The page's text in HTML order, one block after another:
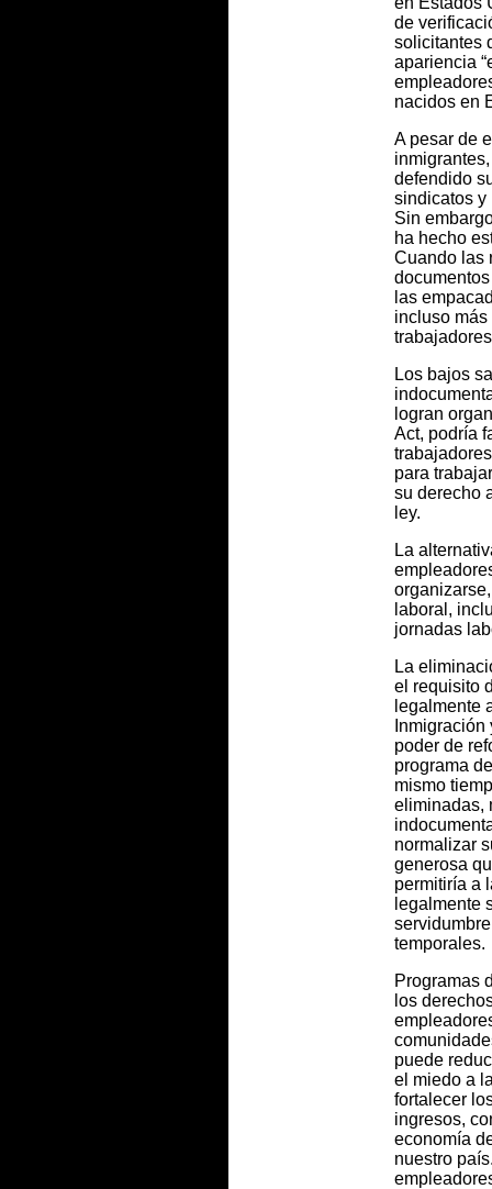
de
solicitantes
apariencia
nacidos en
A pesar de
defendido
sindicatos y
Sin
ha hecho
Cuando las
las
incluso
Los bajos
logran
Act, podría
para
su derecho
ley.
La
laboral,
jornadas
La
el requisito
legalmente
poder de
programa
mismo
eliminadas,
normalizar
generosa
permitiría a
legalmente
temporales.
Programas
los
puede
el miedo a
fortalecer
ingresos,
economía
nuestro